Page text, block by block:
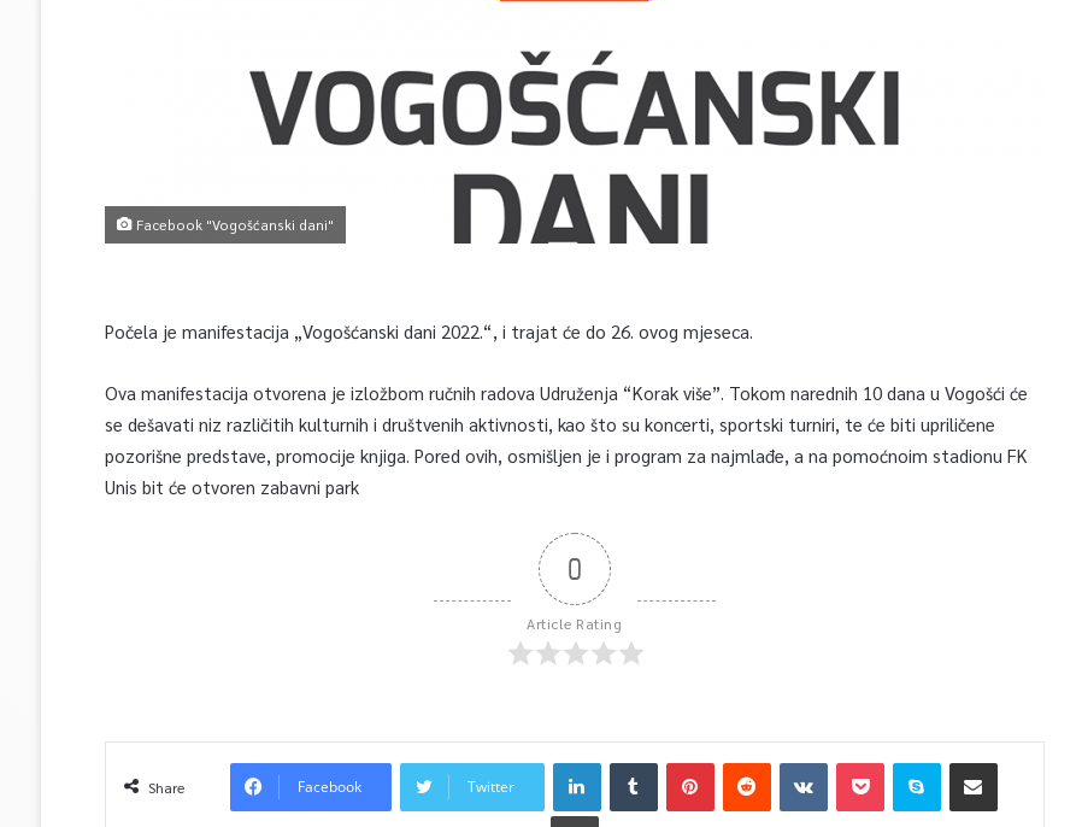
Facebook "Vogošćanski dani"
Počela je manifestacija „Vogošćanski dani 2022.“, i trajat će do 26. ovog mjeseca.
Ova manifestacija otvorena je izložbom ručnih radova Udruženja “Korak više”. Tokom narednih 10 dana u Vogošći će
se dešavati niz različitih kulturnih i društvenih aktivnosti, kao što su koncerti, sportski turniri, te će biti upriličene
pozorišne predstave, promocije knjiga. Pored ovih, osmišljen je i program za najmlađe, a na pomoćnoim stadionu FK
Unis bit će otvoren zabavni park
0
Article Rating
Share Facebook Twitter